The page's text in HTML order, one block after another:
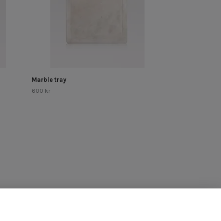
Marble tray
600 kr